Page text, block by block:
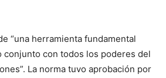
“una herramienta fundamental
conjunto con todos los poderes del
La norma tuvo aprobación por